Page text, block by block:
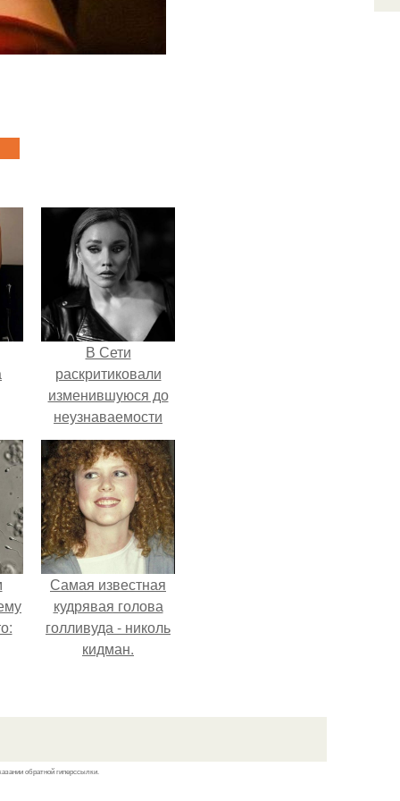
в
В Сети
раскритиковали
изменившуюся до
неузнаваемости
Марину зудину.
Самая известная
кудрявая голова
голливуда - николь
кидман.
обратной гиперссылки.